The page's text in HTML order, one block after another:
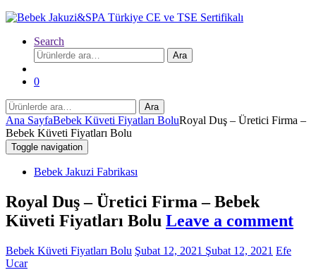
Search
Ara:
Ara
0
Ara:
Ara
Ana SayfaBebek Küveti Fiyatları BoluRoyal Duş – Üretici Firma –
Bebek Küveti Fiyatları Bolu
Toggle navigation
Bebek Jakuzi Fabrikası
Royal Duş – Üretici Firma – Bebek
Küveti Fiyatları Bolu Leave a comment
Bebek Küveti Fiyatları Bolu Şubat 12, 2021 Şubat 12, 2021 Efe
Ucar